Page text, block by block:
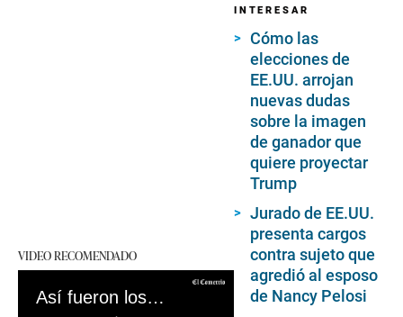
VIDEO RECOMENDADO
Así fueron los bombardeos rusos contra Ucrania | VIDEO
INTERESAR
Cómo las
elecciones de
EE.UU. arrojan
nuevas dudas
sobre la imagen
de ganador que
quiere proyectar
Trump
Jurado de EE.UU.
presenta cargos
contra sujeto que
agredió al esposo
de Nancy Pelosi